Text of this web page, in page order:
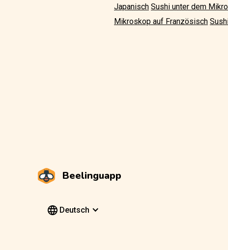
Japanisch Sushi unter dem
Mikroskop auf Französisch
Beelinguapp
Deutsch